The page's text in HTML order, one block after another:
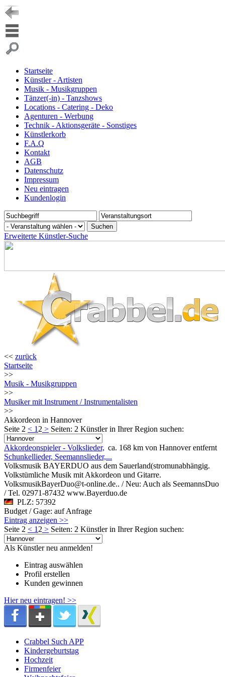
Startseite
Künstler - Artisten
Musik - Musikgruppen
Tänzer(-in) - Tanzshows
Locations - Catering - Deko
Agenturen - Werbung
Technik - Aktionsgeräte - Sonstiges
Künstlerkorb
F.A.Q
Kontakt
AGB
Datenschutz
Impressum
Neu eintragen
Kundenlogin
Erweiterte Künstler-Suche
<< zurück
Startseite
>>
Musik - Musikgruppen
>>
Musiker mit Instrument / Instrumentalisten
>>
Akkordeon in Hannover
Seite 2 < 1 2 > Seiten: 2 Künstler in Ihrer Region suchen:
ca. 168 km von Hannover entfernt
Akkordeonspieler - Volkslieder,
Schunkellieder, Seemannslieder,...
Volksmusik BAYERDUO aus dem Sauerland(stromunabhängig.
Volkstümliche Musik mit Akkordeon und Gitarre.
VolksmusikBayerDuo@t-online.de.. / Neu: Auch als SeemannsDuo
/ Tel. 02971-87432 www.Bayerduo.de
PLZ: 57392
Budget / Gage: auf Anfrage
Eintrag anzeigen >>
Seite 2 < 1 2 > Seiten: 2 Künstler in Ihrer Region suchen:
Als Künstler neu anmelden!
Eintrag auswählen
Profil erstellen
Kunden gewinnen
Hier neu eintragen! >>
Crabbel Such APP
Kindergeburtstag
Hochzeit
Firmenfeier